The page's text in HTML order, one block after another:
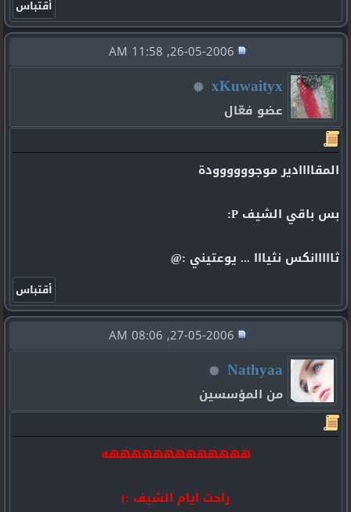
26-05-2006, 11:58 AM
xKuwaityx
عضو فعّال
المقاااادير موجوووووودة
بس باقي الشيف P:
ثااااانكس نثيااا ... يوعتيني :@
27-05-2006, 08:06 AM
Nathyaa
من المؤسسين
هههههههههههههه
راحت ايام الشيف :)